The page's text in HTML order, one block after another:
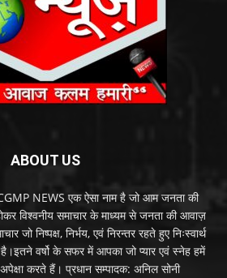
ABOUT US
NEWS एक ऐसा नाम है जो आम जनता की
विश्वनीय समाचार के माध्यम से जनता की आवाज़
जो निष्पक्ष, निर्भय, एवं निरन्तर रहते हुए निःस्वार्थ
वर्षो के सफर में आपका जो प्यार एवं स्नेह हमें
करते हैं। प्रधान सम्पादक: अनिल सोनी